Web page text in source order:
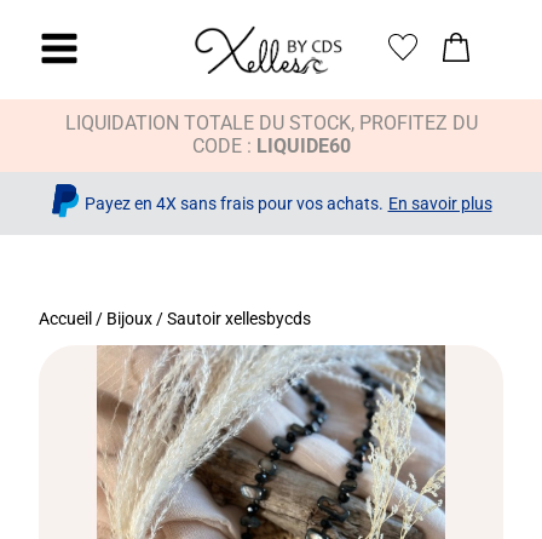
LIQUIDATION TOTALE DU STOCK, PROFITEZ DU
CODE : LIQUIDE60
Payez en 4X sans frais pour vos achats. En savoir plus
Accueil / Bijoux / Sautoir xellesbycds